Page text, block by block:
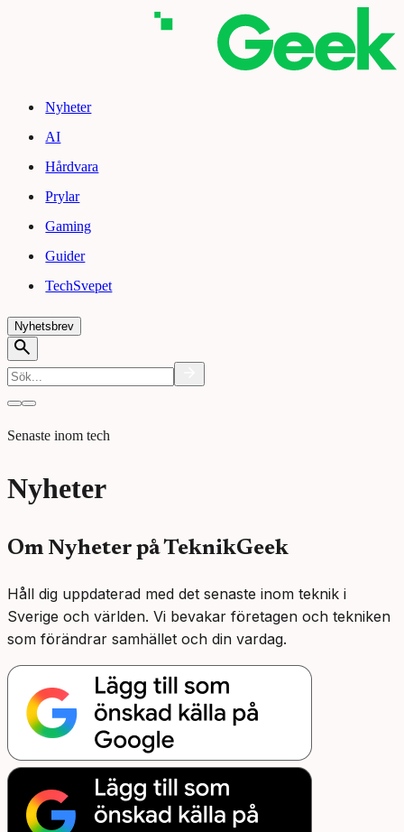
Nyheter
AI
Hårdvara
Prylar
Gaming
Guider
TechSvepet
Nyhetsbrev
Senaste inom tech
Nyheter
Om Nyheter på TeknikGeek
Håll dig uppdaterad med det senaste inom teknik i
Sverige och världen. Vi bevakar företagen och tekniken
som förändrar samhället och din vardag.